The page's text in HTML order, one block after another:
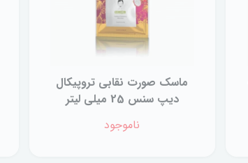
ماسک صورت نقابی تروپیکال
دیپ سنس 25 میلی لیتر
ناموجود